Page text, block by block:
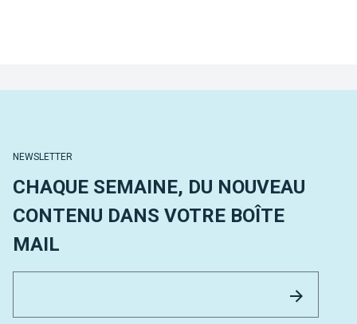
NEWSLETTER
CHAQUE SEMAINE, DU NOUVEAU
CONTENU DANS VOTRE BOÎTE
MAIL